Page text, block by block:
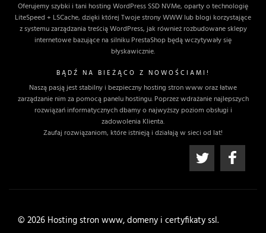
Oferujemy szybki i tani hosting WordPress SSD NVMe, oparty o technologię
LiteSpeed + LSCache, dzięki której Twoje strony WWW lub blogi korzystające
z systemu zarządzania treścią WordPress, jak również rozbudowane sklepy
internetowe bazujące na silniku PrestaShop będą wczytywały się
błyskawicznie.
BĄDŹ NA BIEŻĄCO Z NOWOŚCIAMI!
Naszą pasją jest stabilny i bezpieczny hosting stron www oraz łatwe
zarządzanie nim za pomocą panelu hostingu. Poprzez wdrażanie najlepszych
rozwiązań informatycznych dbamy o najwyższy poziom obsługi i
zadowolenia Klienta.
Zaufaj rozwiązaniom, które istnieją i działają w sieci od lat!
© 2026 Hosting stron www, domeny i certyfikaty ssl.